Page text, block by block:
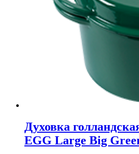
Духовка
EGG Large Big